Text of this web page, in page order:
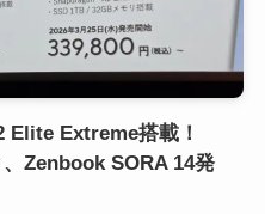
Elite Extreme搭載！
Zenbook SORA 14発